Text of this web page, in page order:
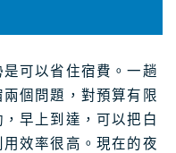
是可以省住宿費。一趟
個問題，對預算有限
早上到達，可以把白
效率很高。現在的夜